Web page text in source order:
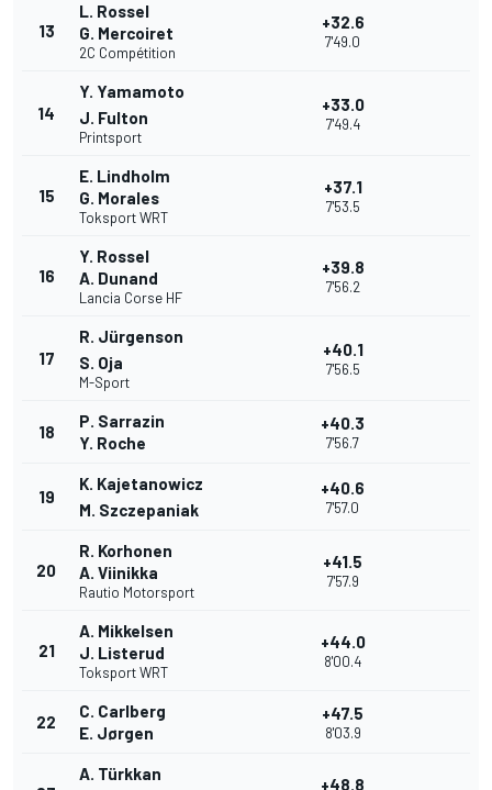
13
L. Rossel
G. Mercoiret
2C Compétition
+32.6
7'49.0
14
Y. Yamamoto
J. Fulton
Printsport
+33.0
7'49.4
15
E. Lindholm
G. Morales
Toksport WRT
+37.1
7'53.5
16
Y. Rossel
A. Dunand
Lancia Corse HF
+39.8
7'56.2
17
R. Jürgenson
S. Oja
M-Sport
+40.1
7'56.5
18
P. Sarrazin
Y. Roche
+40.3
7'56.7
19
K. Kajetanowicz
M. Szczepaniak
+40.6
7'57.0
20
R. Korhonen
A. Viinikka
Rautio Motorsport
+41.5
7'57.9
21
A. Mikkelsen
J. Listerud
Toksport WRT
+44.0
8'00.4
22
C. Carlberg
E. Jørgen
+47.5
8'03.9
A. Türkkan
+48.8